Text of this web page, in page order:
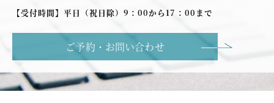
【受付時間】平日（祝日除）9：00から17：00まで
ご予約・お問い合わせ